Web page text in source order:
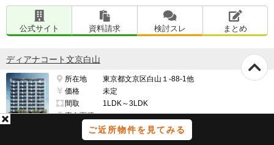
ご近所物件を見てみる
公式サイト 資料請求 検討スレ まとめ
ディアナコート文京白山
所在地
東京都文京区白山１-88-1他
価格
未定
間取
1LDK～3LDK
専有面積
31.11m2～103.3m2
52戸
都営三田線 白山 駅徒歩2分